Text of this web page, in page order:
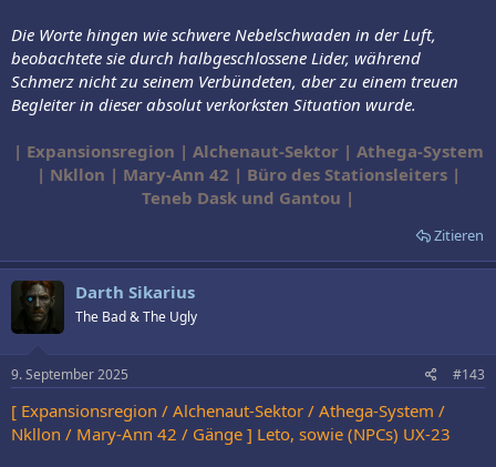
Die Worte hingen wie schwere Nebelschwaden in der Luft,
beobachtete sie durch halbgeschlossene Lider, während
Schmerz nicht zu seinem Verbündeten, aber zu einem treuen
Begleiter in dieser absolut verkorksten Situation wurde.
| Expansionsregion | Alchenaut-Sektor | Athega-System
| Nkllon | Mary-Ann 42 | Büro des Stationsleiters |
Teneb Dask und Gantou |
Zitieren
Darth Sikarius
The Bad & The Ugly
9. September 2025 #143
[ Expansionsregion / Alchenaut-Sektor / Athega-System /
Nkllon / Mary-Ann 42 / Gänge ] Leto, sowie (NPCs) UX-23